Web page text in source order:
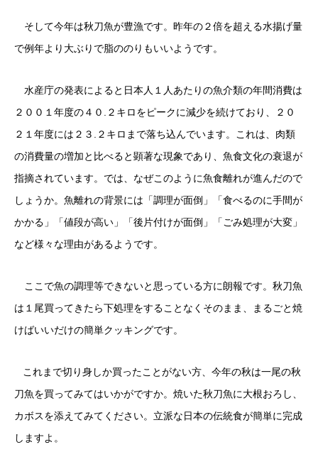
そして今年は秋刀魚が豊漁です。昨年の２倍を超える水揚げ量
で例年より大ぶりで脂ののりもいいようです。
水産庁の発表によると日本人１人あたりの魚介類の年間消費は
２００１年度の４０.２キロをピークに減少を続けており、２０
２１年度には２３.２キロまで落ち込んでいます。これは、肉類
の消費量の増加と比べると顕著な現象であり、魚食文化の衰退が
指摘されています。では、なぜこのように魚食離れが進んだので
しょうか。魚離れの背景には「調理が面倒」「食べるのに手間が
かかる」「値段が高い」「後片付けが面倒」「ごみ処理が大変」
など様々な理由があるようです。
ここで魚の調理等できないと思っている方に朗報です。秋刀魚
は１尾買ってきたら下処理をすることなくそのまま、まるごと焼
けばいいだけの簡単クッキングです。
これまで切り身しか買ったことがない方、今年の秋は一尾の秋
刀魚を買ってみてはいかがですか。焼いた秋刀魚に大根おろし、
カボスを添えてみてください。立派な日本の伝統食が簡単に完成
しますよ。